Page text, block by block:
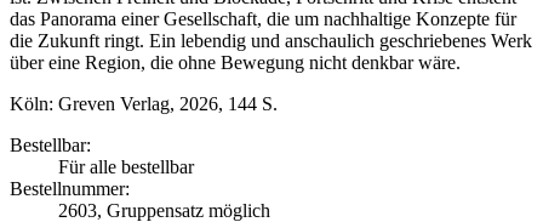
das Panorama einer Gesellschaft, die um nachhaltige Konzepte für
die Zukunft ringt. Ein lebendig und anschaulich geschriebenes Werk
über eine Region, die ohne Bewegung nicht denkbar wäre.
Köln: Greven Verlag, 2026, 144 S.
Bestellbar:
Für alle bestellbar
Bestellnummer:
2603, Gruppensatz möglich